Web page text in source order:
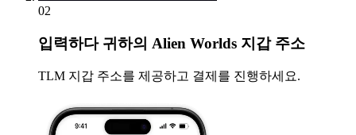
02
입력하다귀하의 Alien Worlds 지갑 주소
TLM 지갑 주소를 제공하고 결제를 진행하세요.